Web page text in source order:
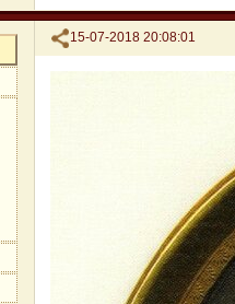
Поделиться
15-07-2018 20:08:01